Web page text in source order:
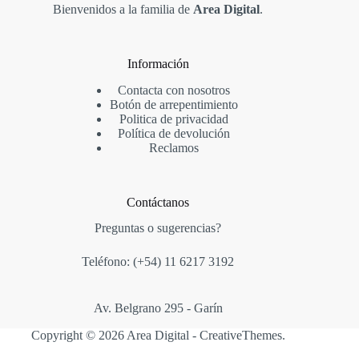
Bienvenidos a la familia de Area Digital.
Información
Contacta con nosotros
Botón de arrepentimiento
Politica de privacidad
Política de devolución
Reclamos
Contáctanos
Preguntas o sugerencias?
Teléfono: (+54) 11 6217 3192
Av. Belgrano 295 - Garín
Copyright © 2026 Area Digital - CreativeThemes.